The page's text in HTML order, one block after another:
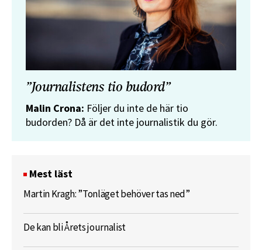
”Journalistens tio budord”
Malin Crona: Följer du inte de här tio
budorden? Då är det inte journalistik du gör.
Mest läst
Martin Kragh: ”Tonläget behöver tas ned”
De kan bli Årets journalist